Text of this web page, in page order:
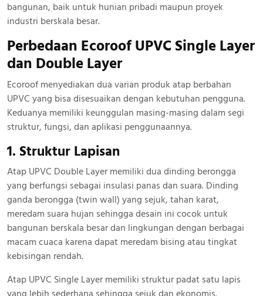
bangunan, baik untuk hunian pribadi maupun proyek
industri berskala besar.
Perbedaan Ecoroof UPVC Single Layer
dan Double Layer
Ecoroof menyediakan dua varian produk atap berbahan
UPVC yang bisa disesuaikan dengan kebutuhan pengguna.
Keduanya memiliki keunggulan masing-masing dalam segi
struktur, fungsi, dan aplikasi penggunaannya.
1. Struktur Lapisan
Atap UPVC Double Layer memiliki dua dinding berongga
yang berfungsi sebagai insulasi panas dan suara. Dinding
ganda berongga (twin wall) yang sejuk, tahan karat,
meredam suara hujan sehingga desain ini cocok untuk
bangunan berskala besar dan lingkungan dengan berbagai
macam cuaca karena dapat meredam bising atau tingkat
kebisingan rendah.
Atap UPVC Single Layer memiliki struktur padat satu lapis